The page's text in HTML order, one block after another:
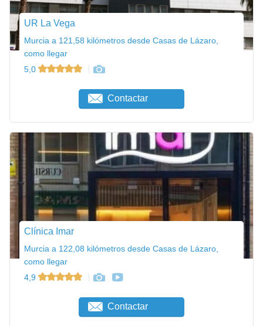
UR La Vega
Murcia a 121,58 kilómetros desde Casas de Lázaro,
como llegar
5,0
Contactar
Clínica Imar
Murcia a 122,08 kilómetros desde Casas de Lázaro,
como llegar
4,9
Contactar